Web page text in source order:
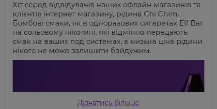
Хіт серед відвідувачів наших офлайн магазинів та
клієнтів інтернет магазину, рідина Chi Chim.
Бомбові смаки, як в одноразових сигаретах Elf Bar
на сольовому нікотині, які відмінно передають
смак на ваших под системах, а низька ціна рідини
нікого не може залишити байдужим.
Дізнатись більше